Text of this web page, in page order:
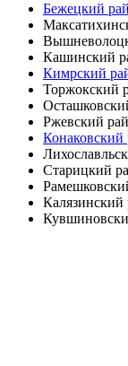
Бежецкий
Кашинский
Кимрский
Торжокский
Ржевский
Конаковский
Старицкий
Калязинский